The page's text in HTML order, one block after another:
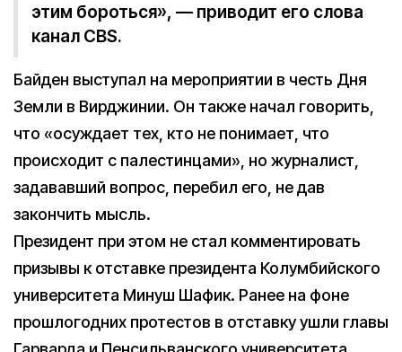
этим бороться», — приводит его слова
канал CBS.
Байден выступал на мероприятии в честь Дня
Земли в Вирджинии. Он также начал говорить,
что «осуждает тех, кто не понимает, что
происходит с палестинцами», но журналист,
задававший вопрос, перебил его, не дав
закончить мысль.
Президент при этом не стал комментировать
призывы к отставке президента Колумбийского
университета Минуш Шафик. Ранее на фоне
прошлогодних протестов в отставку ушли главы